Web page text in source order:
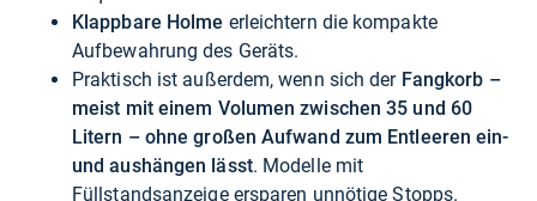
Klappbare Holme erleichtern die kompakte
Aufbewahrung des Geräts.
Praktisch ist außerdem, wenn sich der Fangkorb –
meist mit einem Volumen zwischen 35 und 60
Litern – ohne großen Aufwand zum Entleeren ein-
und aushängen lässt. Modelle mit
Füllstandsanzeige ersparen unnötige Stopps.